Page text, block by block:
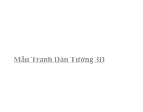
Mẫu Tranh Dán Tường 3D